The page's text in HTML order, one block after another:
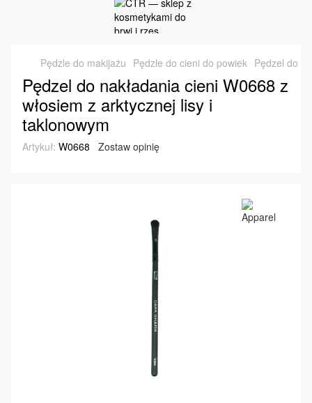
Pędzle do makijażu Pędzle do cieni do powiek Pędzel do
Pędzel do nakładania cieni W0668 z
włosiem z arktycznej lisy i
taklonowym
Artykuł: W0668 Zostaw opinię